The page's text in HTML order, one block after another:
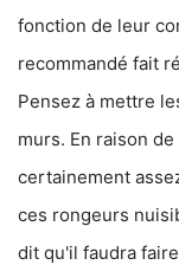
fonction de leur
recommandé fait
Pensez à mettre
murs. En raison
certainement
ces rongeurs
dit qu'il faudra